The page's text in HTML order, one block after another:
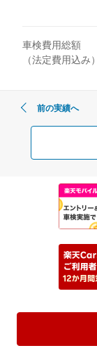
車検費用総額
（法定費用込み）
前の実績へ